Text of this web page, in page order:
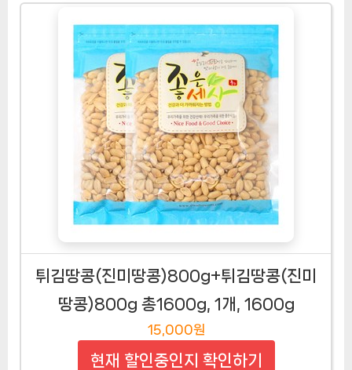
튀김땅콩(진미땅콩)800g+튀김땅콩(진미
땅콩)800g 총1600g, 1개, 1600g
15,000원
현재 할인중인지 확인하기